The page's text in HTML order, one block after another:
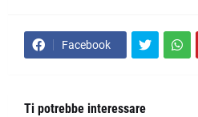
Facebook
Ti potrebbe interessare